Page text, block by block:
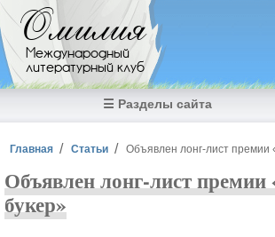
Перейти к основному содержанию
Омилия
Международный
литературный клуб
☰ Разделы сайта
Вы здесь
Главная Статьи Объявлен лонг-лист премии
Объявлен лонг-лист премии
букер»